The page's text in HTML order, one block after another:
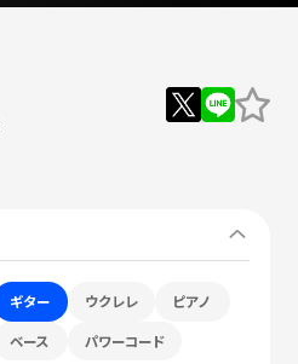
ギター ウクレレ ピアノ
ベース パワーコード